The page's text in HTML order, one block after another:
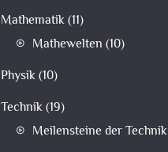
Mathematik(11)
Mathewelten (10)
Physik(10)
Technik(19)
Meilensteine der Technik